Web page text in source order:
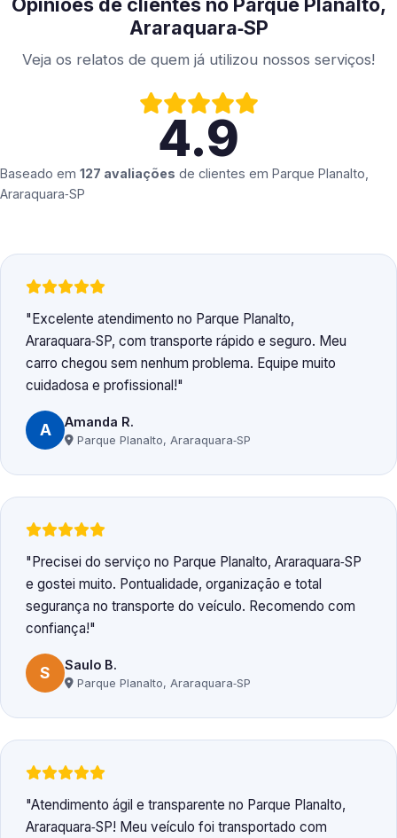
Araraquara‑SP
Veja os relatos de quem já utilizou nossos serviços!
4.9
Baseado em 127 avaliações de clientes em Parque Planalto,
Araraquara‑SP
Excelente atendimento no Parque Planalto,
Araraquara‑SP, com transporte rápido e seguro. Meu
carro chegou sem nenhum problema. Equipe muito
cuidadosa e profissional!
A Amanda R.
Parque Planalto, Araraquara‑SP
Precisei do serviço no Parque Planalto, Araraquara‑SP
e gostei muito. Pontualidade, organização e total
segurança no transporte do veículo. Recomendo com
confiança!
S Saulo B.
Parque Planalto, Araraquara‑SP
Atendimento ágil e transparente no Parque Planalto,
Araraquara‑SP! Meu veículo foi transportado com